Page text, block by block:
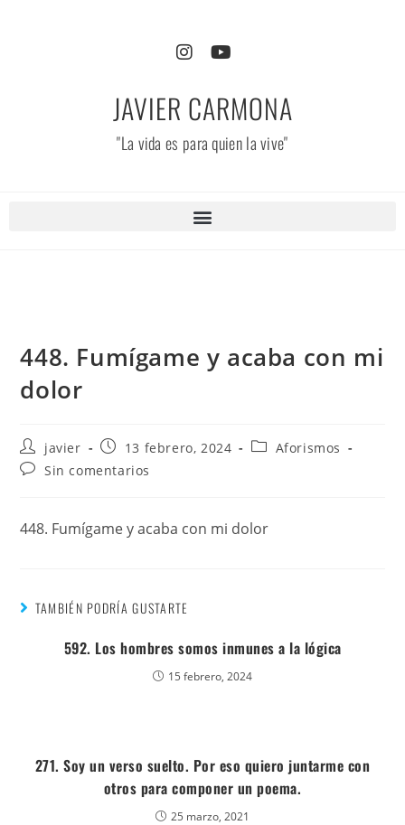
JAVIER CARMONA
"La vida es para quien la vive"
448. Fumígame y acaba con mi
dolor
javier 13 febrero, 2024
Aforismos
Sin comentarios
448. Fumígame y acaba con mi dolor
TAMBIÉN PODRÍA GUSTARTE
592. Los hombres somos inmunes a la lógica
15 febrero, 2024
271. Soy un verso suelto. Por eso quiero juntarme con
otros para componer un poema.
25 marzo, 2021